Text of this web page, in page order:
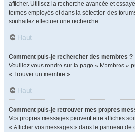
afficher. Utilisez la recherche avancée et
termes employés et dans la sélection des
souhaitez effectuer une recherche.
Haut
Comment puis-je rechercher des membres ?
Veuillez vous rendre sur la page « Membres »
« Trouver un membre ».
Haut
Comment puis-je retrouver mes propres
Vos propres messages peuvent être affichés
« Afficher vos messages » dans le panneau de